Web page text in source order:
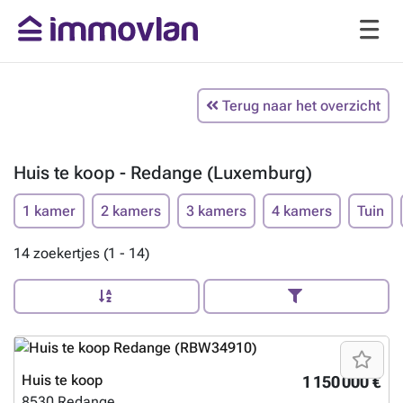
Terug naar het overzicht
Huis te koop - Redange (Luxemburg)
1 kamer 2 kamers 3 kamers 4 kamers Tuin
14 zoekertjes (1 - 14)
1 150 000 €
Huis te koop